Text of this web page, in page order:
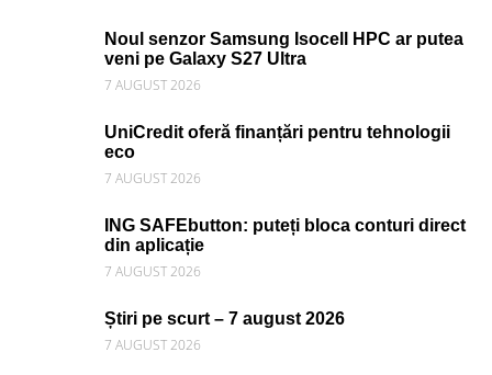
Noul senzor Samsung Isocell HPC ar putea
veni pe Galaxy S27 Ultra
7 AUGUST 2026
UniCredit oferă finanțări pentru tehnologii
eco
7 AUGUST 2026
ING SAFEbutton: puteți bloca conturi direct
din aplicație
7 AUGUST 2026
Știri pe scurt – 7 august 2026
7 AUGUST 2026